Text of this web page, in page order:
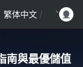
繁体中文 /
南與最優儲值